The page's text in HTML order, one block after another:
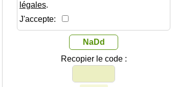
légales.
J'accepte:
NaDd
Recopier le code :